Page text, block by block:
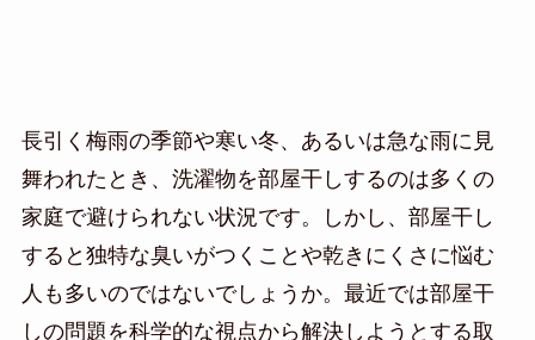
長引く梅雨の季節や寒い冬、あるいは急な雨に見
舞われたとき、洗濯物を部屋干しするのは多くの
家庭で避けられない状況です。しかし、部屋干し
すると独特な臭いがつくことや乾きにくさに悩む
人も多いのではないでしょうか。最近では部屋干
しの問題を科学的な視点から解決しようとする取